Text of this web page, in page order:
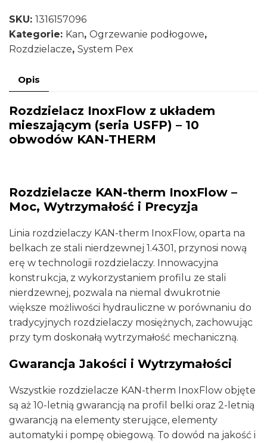
SKU: 1316157096
Kategorie: Kan, Ogrzewanie podłogowe,
Rozdzielacze, System Pex
Opis
Rozdzielacz InoxFlow z układem
mieszającym (seria USFP) – 10
obwodów KAN-THERM
Rozdzielacze KAN-therm InoxFlow –
Moc, Wytrzymałość i Precyzja
Linia rozdzielaczy KAN-therm InoxFlow, oparta na
belkach ze stali nierdzewnej 1.4301, przynosi nową
erę w technologii rozdzielaczy. Innowacyjna
konstrukcja, z wykorzystaniem profilu ze stali
nierdzewnej, pozwala na niemal dwukrotnie
większe możliwości hydrauliczne w porównaniu do
tradycyjnych rozdzielaczy mosiężnych, zachowując
przy tym doskonałą wytrzymałość mechaniczną.
Gwarancja Jakości i Wytrzymałości
Wszystkie rozdzielacze KAN-therm InoxFlow objęte
są aż 10-letnią gwarancją na profil belki oraz 2-letnią
gwarancją na elementy sterujące, elementy
automatyki i pompę obiegową. To dowód na jakość i